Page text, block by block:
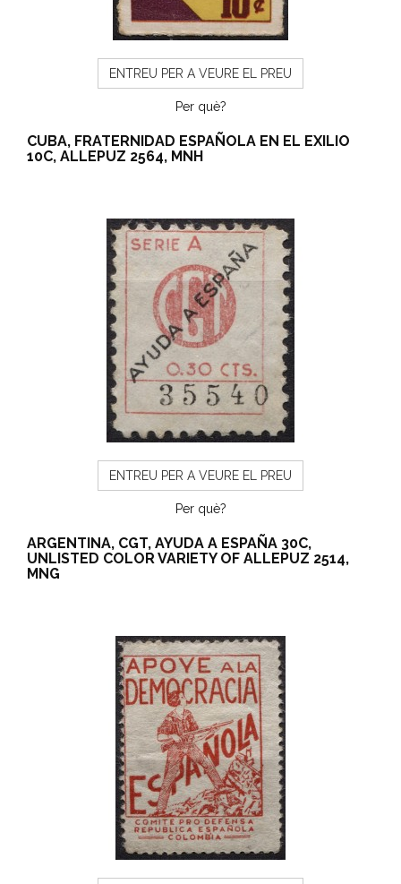
ENTREU PER A VEURE EL PREU
Per què?
CUBA, FRATERNIDAD ESPAÑOLA EN EL EXILIO
10C, ALLEPUZ 2564, MNH
ENTREU PER A VEURE EL PREU
Per què?
ARGENTINA, CGT, AYUDA A ESPAÑA 30C,
UNLISTED COLOR VARIETY OF ALLEPUZ 2514,
MNG